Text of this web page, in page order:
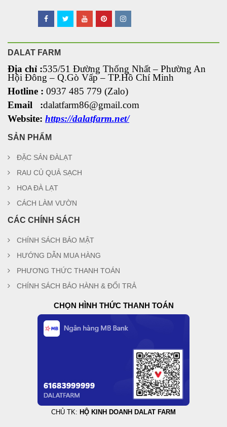
DALAT FARM
Địa chỉ :535/51 Đường Thống Nhất – Phường An
Hội Đông– Q.Gò Vấp – TP.Hồ Chí Minh
Hotline : 0937 485 779 (Zalo)
Email :dalatfarm86@gmail.com
Website: https://dalatfarm.net/
SẢN PHẨM
ĐẶC SẢN ĐÀLẠT
RAU CỦ QUẢ SẠCH
HOA ĐÀ LẠT
CÁCH LÀM VƯỜN
CÁC CHÍNH SÁCH
CHÍNH SÁCH BẢO MẬT
HƯỚNG DẪN MUA HÀNG
PHƯƠNG THỨC THANH TOÁN
CHÍNH SÁCH BẢO HÀNH & ĐỔI TRẢ
CHỌN HÌNH THỨC THANH TOÁN
CHỦ TK: HỘ KINH DOANH DALAT FARM